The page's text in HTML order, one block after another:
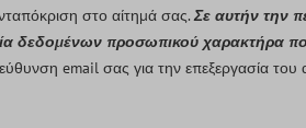
στο αίτημά σας.Σε αυτήν την
δεδομένων προσωπικού χαρακτήρα
email σας για την επεξεργασία του